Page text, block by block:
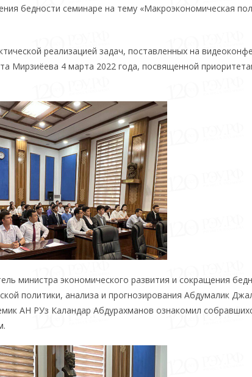
бедности семинаре на тему «Макроэкономическая
реализацией задач, поставленных на
Мирзиёева 4 марта 2022 года, посвященной
министра экономического развития и сокращения
политики, анализа и прогнозирования Абдумалик
АН РУз Каландар Абдурахманов ознакомил